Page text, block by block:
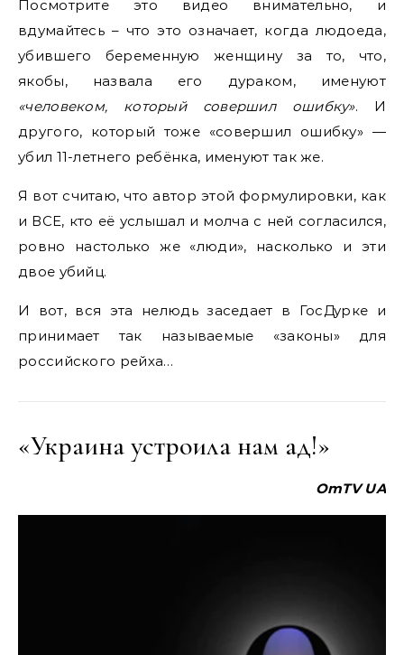
Посмотрите это видео внимательно, и
вдумайтесь – что это означает, когда людоеда,
убившего беременную женщину за то, что,
якобы, назвала его дураком, именуют
«человеком, который совершил ошибку». И
другого, который тоже «совершил ошибку» —
убил 11-летнего ребёнка, именуют так же.
Я вот считаю, что автор этой формулировки, как
и ВСЕ, кто её услышал и молча с ней согласился,
ровно настолько же «люди», насколько и эти
двое убийц.
И вот, вся эта нелюдь заседает в ГосДурке и
принимает так называемые «законы» для
российского рейха…
«Украина устроила нам ад!»
OmTV UA